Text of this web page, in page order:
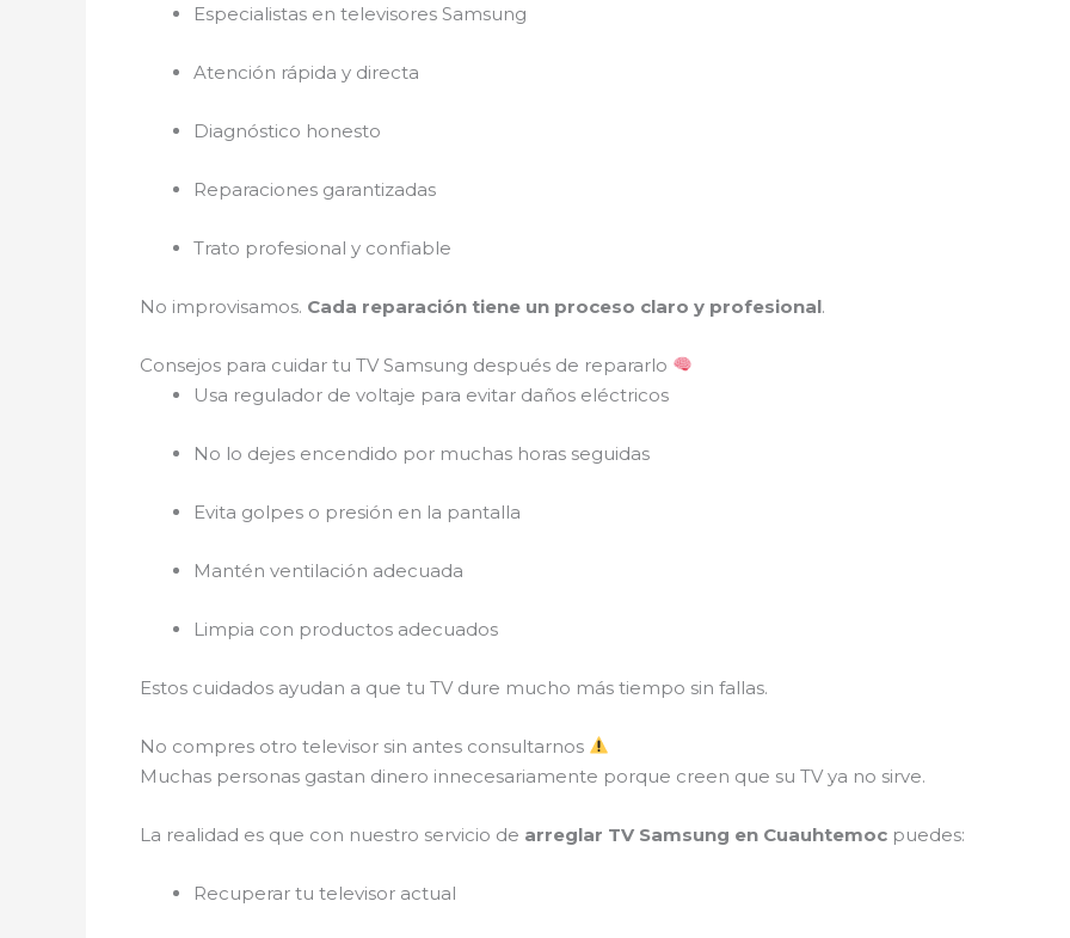
Especialistas en televisores Samsung
Atención rápida y directa
Diagnóstico honesto
Reparaciones garantizadas
Trato profesional y confiable
No improvisamos. Cada reparación tiene un proceso claro y profesional.
Consejos para cuidar tu TV Samsung después de repararlo
Usa regulador de voltaje para evitar daños eléctricos
No lo dejes encendido por muchas horas seguidas
Evita golpes o presión en la pantalla
Mantén ventilación adecuada
Limpia con productos adecuados
Estos cuidados ayudan a que tu TV dure mucho más tiempo sin fallas.
No compres otro televisor sin antes consultarnos
Muchas personas gastan dinero innecesariamente porque creen que su TV ya no sirve.
La realidad es que con nuestro servicio de arreglar TV Samsung en Cuauhtemoc puedes:
Recuperar tu televisor actual